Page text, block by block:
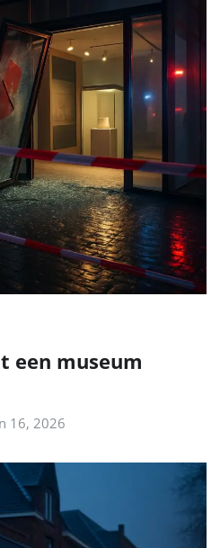
een museum
16, 2026